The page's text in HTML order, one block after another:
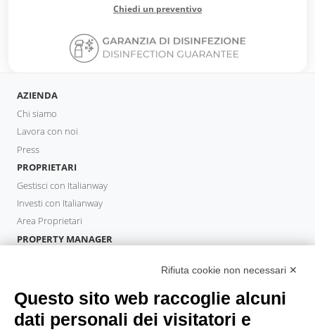
Chiedi un preventivo
AZIENDA
Chi siamo
Lavora con noi
Press
PROPRIETARI
Gestisci con Italianway
Investi con Italianway
Area Proprietari
PROPERTY MANAGER
OSPITI
Prenota un soggiorno
Soggiorni lunghi
Rifiuta cookie non necessari ✕
Questo sito web raccoglie alcuni
dati personali dei visitatori e